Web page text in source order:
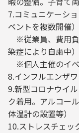
7.コミュニケーシ
ベントを複数開催）
※従業員、費用負
染症により自粛中）
※個人主催のイ
8.インフルエンザ
9.新型コロナウイ
ク着用。アルコー
体温計の設置等）
10.ストレスチェッ